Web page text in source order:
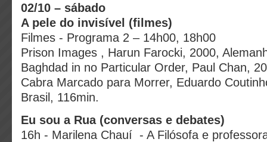
02/10 – sábado
A pele do invisível (filmes)
Filmes - Programa 2 – 14h00, 18h00
Prison Images , Harun Farocki, 2000,
Baghdad in no Particular Order, Paul Chan,
Cabra Marcado para Morrer, Eduardo
Brasil, 116min.
Eu sou a Rua (conversas e debates)
16h - Marilena Chauí - A Filósofa e